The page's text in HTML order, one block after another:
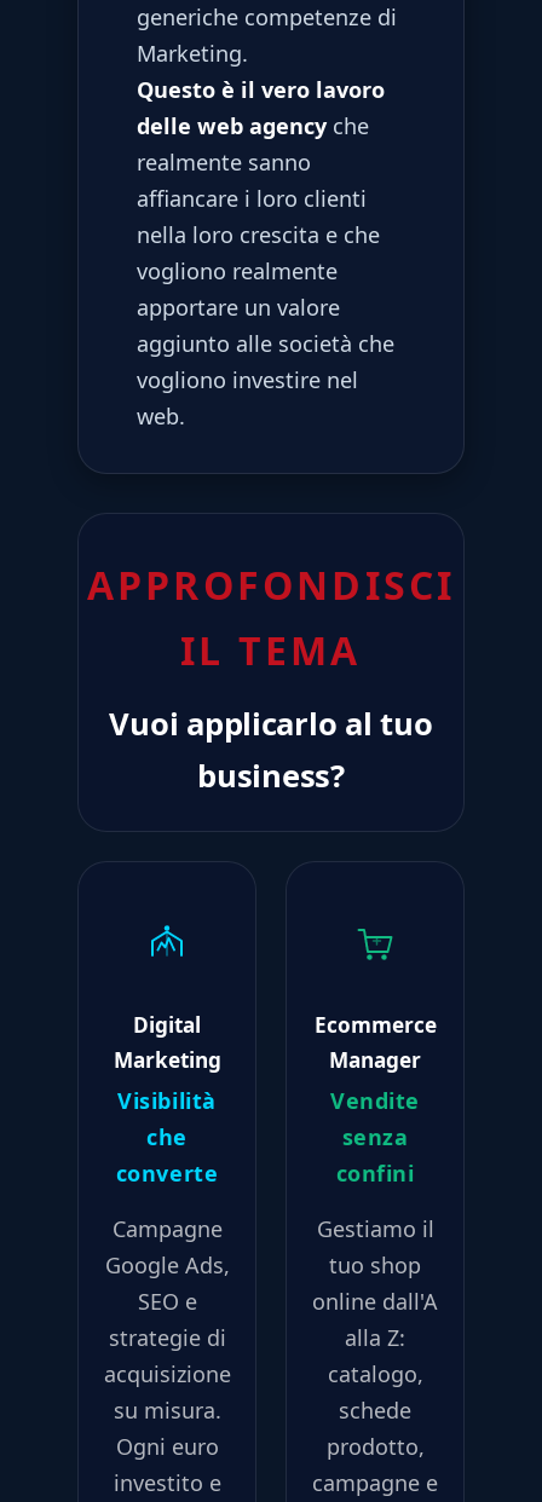
generiche competenze di
Marketing.
Questo è il vero lavoro
delle web agencyche
realmente sanno
affiancare i loro clienti
nella loro crescita e che
vogliono realmente
apportare un valore
aggiunto alle società che
vogliono investire nel
web.
APPROFONDISCI
IL TEMA
Vuoi applicarlo al tuo
business?
Digital
Marketing
Visibilità
che
converte
Campagne
Google Ads,
SEO e
strategie di
acquisizione
su misura.
Ogni euro
investito e
Ecommerce
Manager
Vendite
senza
confini
Gestiamo il
tuo shop
online dall'A
alla Z:
catalogo,
schede
prodotto,
campagne e